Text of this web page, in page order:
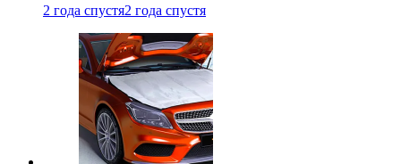
2 года спустя2 года спустя